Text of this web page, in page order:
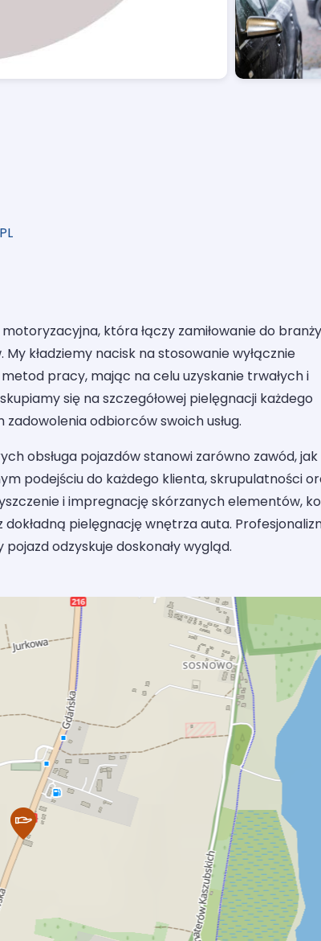
która łączy zamiłowanie do
kładziemy nacisk na stosowanie wyłącznie
pracy, mając na celu uzyskanie trwałych i
się na szczegółowej pielęgnacji każdego
odbiorców swoich usług.
obsługa pojazdów stanowi zarówno zawód, jak
podejściu do każdego klienta, skrupulatności
i impregnację skórzanych elementów,
pielęgnację wnętrza auta.
odzyskuje doskonały wygląd.